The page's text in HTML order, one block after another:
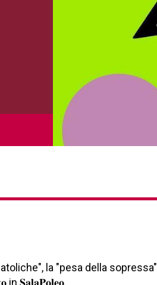
la "pesa della sopressa"
in 𝐒𝐚𝐥𝐚𝐏𝐨𝐥𝐞𝐨.